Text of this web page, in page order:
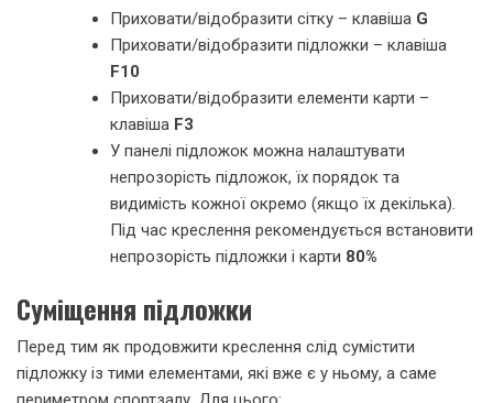
Приховати/відобразити сітку – клавіша G
Приховати/відобразити підложки – клавіша
F10
Приховати/відобразити елементи карти –
клавіша F3
У панелі підложок можна налаштувати
непрозорість підложок, їх порядок та
видимість кожної окремо (якщо їх декілька).
Під час креслення рекомендується встановити
непрозорість підложки і карти 80%
Суміщення підложки
Перед тим як продовжити креслення слід сумістити
підложку із тими елементами, які вже є у ньому, а саме